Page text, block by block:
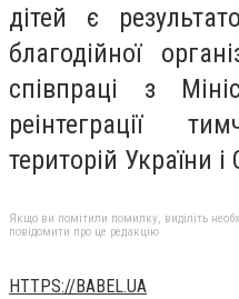
дітей є
благодійної
співпраці з
реінтеграції
територій України
Якщо ви помітили помилку, виділіть
повідомити про це редакцію
HTTPS://BABEL.UA